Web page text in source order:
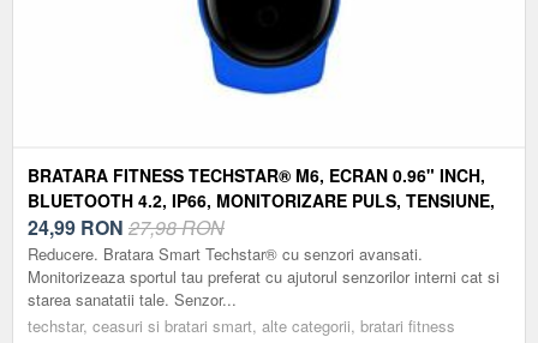
BRATARA FITNESS TECHSTAR® M6, ECRAN 0.96" INCH,
BLUETOOTH 4.2, IP66, MONITORIZARE PULS, TENSIUNE,
TEMPERATURA, OXIGEN, CALITATE SOMN, ALBASTRU
24,99 RON 27,98 RON
Reducere. Bratara Smart Techstar® cu senzori avansati.
Monitorizeaza sportul tau preferat cu ajutorul senzorilor interni cat si
starea sanatatii tale. Senzor...
techstar, ceasuri si bratari smart, alte categorii, bratari fitness